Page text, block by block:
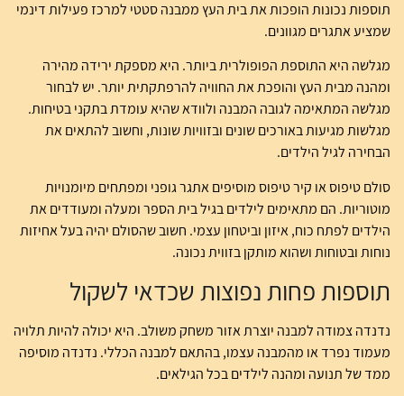
תוספות נכונות הופכות את בית העץ ממבנה סטטי למרכז פעילות דינמי
שמציע אתגרים מגוונים.
מגלשה היא התוספת הפופולרית ביותר. היא מספקת ירידה מהירה
ומהנה מבית העץ והופכת את החוויה להרפתקתית יותר. יש לבחור
מגלשה המתאימה לגובה המבנה ולוודא שהיא עומדת בתקני בטיחות.
מגלשות מגיעות באורכים שונים ובזוויות שונות, וחשוב להתאים את
הבחירה לגיל הילדים.
סולם טיפוס או קיר טיפוס מוסיפים אתגר גופני ומפתחים מיומנויות
מוטוריות. הם מתאימים לילדים בגיל בית הספר ומעלה ומעודדים את
הילדים לפתח כוח, איזון וביטחון עצמי. חשוב שהסולם יהיה בעל אחיזות
נוחות ובטוחות ושהוא מותקן בזווית נכונה.
תוספות פחות נפוצות שכדאי לשקול
נדנדה צמודה למבנה יוצרת אזור משחק משולב. היא יכולה להיות תלויה
מעמוד נפרד או מהמבנה עצמו, בהתאם למבנה הכללי. נדנדה מוסיפה
ממד של תנועה ומהנה לילדים בכל הגילאים.